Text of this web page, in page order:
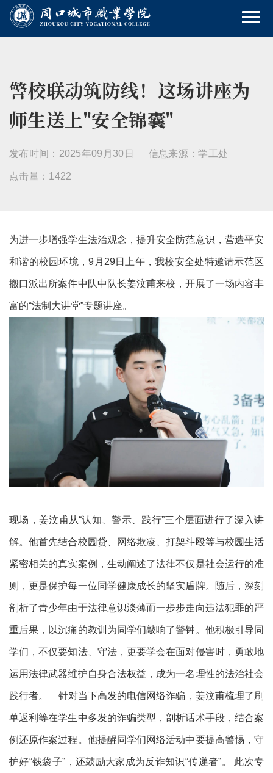
警校联动筑防线！这场讲座为
师生送上"安全锦囊"
发布时间：2025年09月30日 信息来源：学工处
点击量：1422
为进一步增强学生法治观念，提升安全防范意识，营造平安
和谐的校园环境，9月29日上午，我校安全处特邀请示范区
搬口派出所案件中队中队长姜汶甫来校，开展了一场内容丰
富的“法制大讲堂”专题讲座。
现场，姜汶甫从“认知、警示、践行”三个层面进行了深入讲
解。他首先结合校园贷、网络欺凌、打架斗殴等与校园生活
紧密相关的真实案例，生动阐述了法律不仅是社会运行的准
则，更是保护每一位同学健康成长的坚实盾牌。随后，深刻
剖析了青少年由于法律意识淡薄而一步步走向违法犯罪的严
重后果，以沉痛的教训为同学们敲响了警钟。他积极引导同
学们，不仅要知法、守法，更要学会在面对侵害时，勇敢地
运用法律武器维护自身合法权益，成为一名理性的法治社会
践行者。 针对当下高发的电信网络诈骗，姜汶甫梳理了刷
单返利等在学生中多发的诈骗类型，剖析话术手段，结合案
例还原作案过程。他提醒同学们网络活动中要提高警惕，守
护好“钱袋子”，还鼓励大家成为反诈知识“传递者”。 此次专